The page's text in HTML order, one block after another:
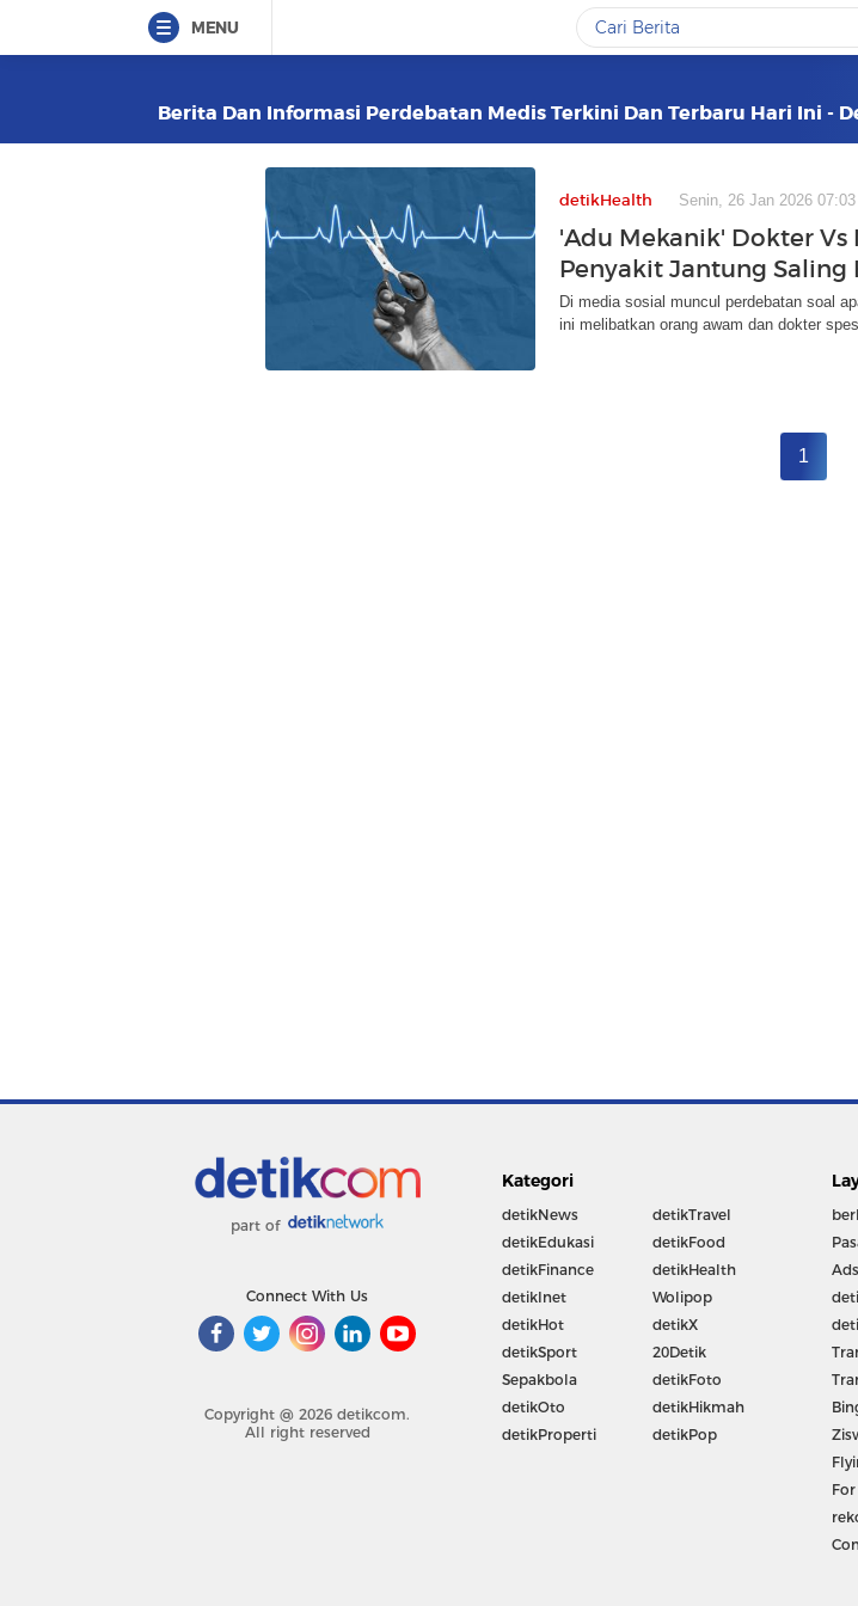
MENU
Berita Dan Informasi Perdebatan Medis Terkini Dan Terbaru Hari Ini -
detikHealth Senin, 26 Jan 2026
'Adu Mekanik' Dokter Vs
Penyakit Jantung Saling
Di media sosial muncul perdebatan soal
ini melibatkan orang awam dan dokter
1
part of
Connect With Us
Copyright @ 2026 detikcom.
All right reserved
Kategori
detikNews
detikEdukasi
detikFinance
detikInet
detikHot
detikSport
Sepakbola
detikOto
detikProperti
detikTravel
detikFood
detikHealth
Wolipop
detikX
20Detik
detikFoto
detikHikmah
detikPop